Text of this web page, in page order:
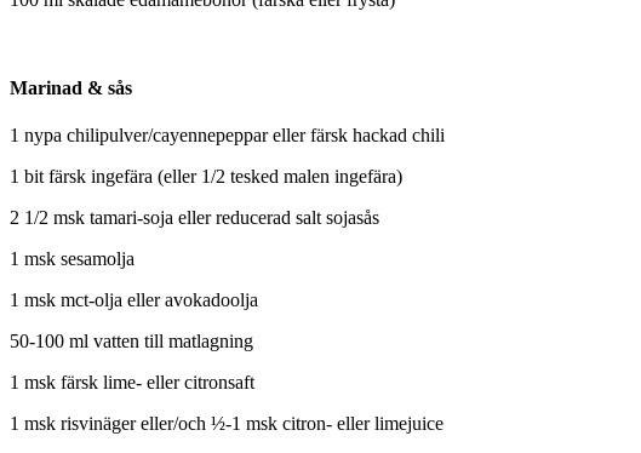
Marinad & sås
1 nypa chilipulver/cayennepeppar eller färsk hackad chili
1 bit färsk ingefära (eller 1/2 tesked malen ingefära)
2 1/2 msk tamari-soja eller reducerad salt sojasås
1 msk sesamolja
1 msk mct-olja eller avokadoolja
50-100 ml vatten till matlagning
1 msk färsk lime- eller citronsaft
1 msk risvinäger eller/och ½-1 msk citron- eller limejuice